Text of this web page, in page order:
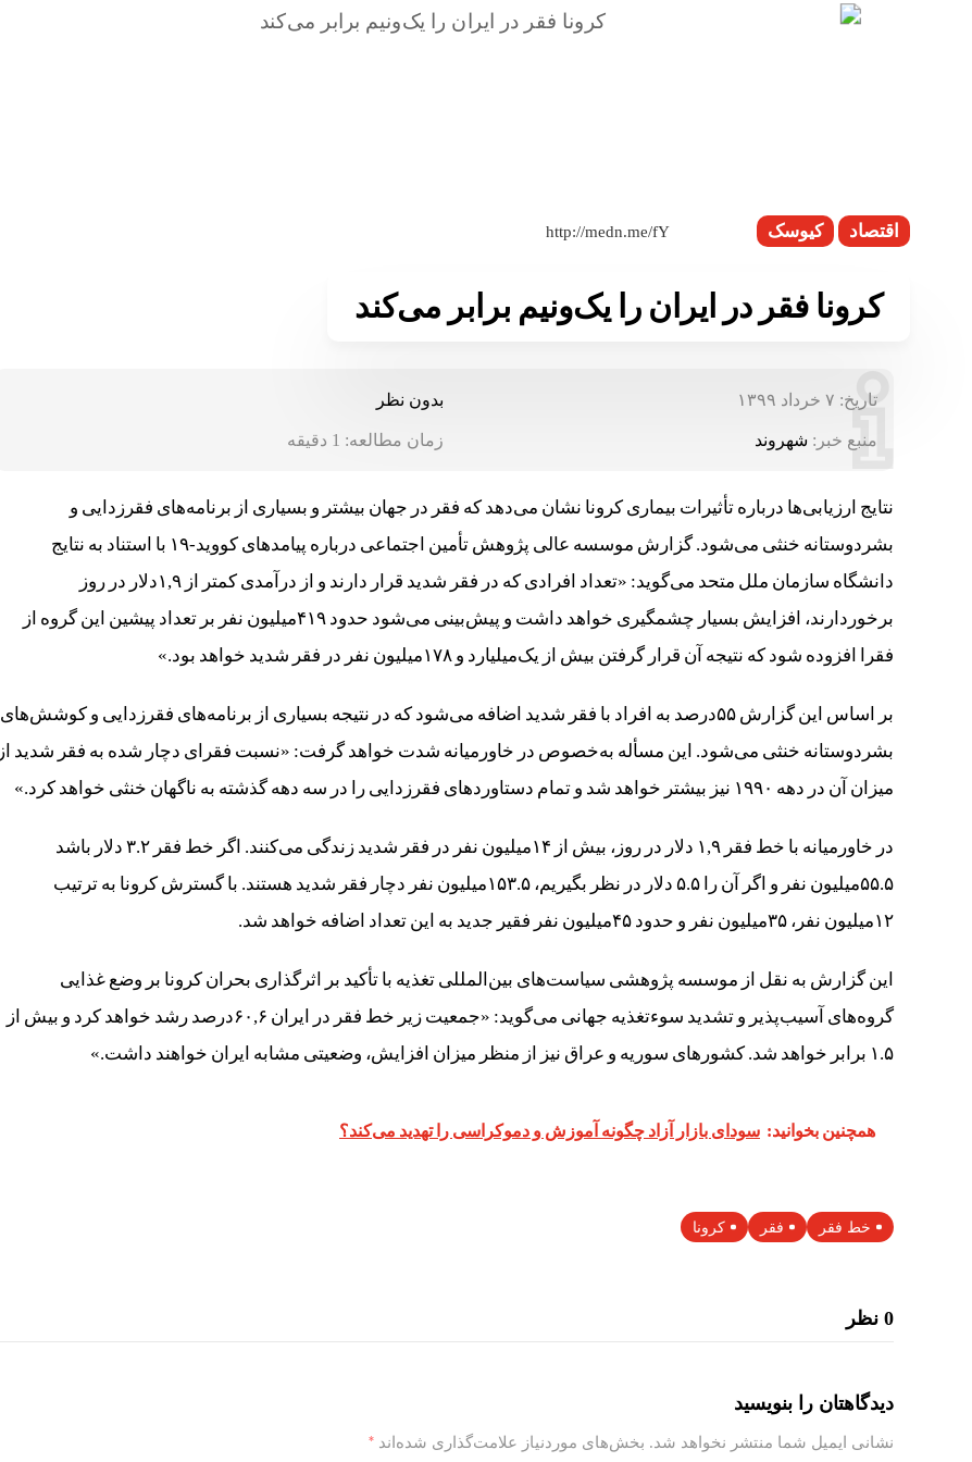
اقتصاد کیوسک
کرونا فقر در ایران را یک‌ونیم برابر می‌کند
تاریخ: ۷ خرداد ۱۳۹۹ بدون نظر
منبع خبر: شهروند زمان مطالعه: 1 دقیقه
نتایج ارزیابی‌ها درباره تأثیرات بیماری کرونا نشان می‌دهد که فقر در جهان بیشتر و بسیاری از برنامه‌های فقرزدایی و
بشردوستانه خنثی می‌شود. گزارش موسسه عالی پژوهش تأمین اجتماعی درباره پیامدهای کووید-۱۹ با استناد به نتایج
دانشگاه سازمان ملل متحد می‌گوید: «تعداد افرادی که در فقر شدید قرار دارند و از درآمدی کمتر از ۱,۹دلار در روز
برخوردارند، افزایش بسیار چشمگیری خواهد داشت و پیش‌بینی می‌شود حدود ۴۱۹‌میلیون نفر بر تعداد پیشین این گروه از
فقرا افزوده شود که نتیجه آن قرار گرفتن بیش از یک‌میلیارد و ۱۷۸‌میلیون نفر در فقر شدید خواهد بود.»
بر اساس این گزارش ۵۵‌درصد به افراد با فقر شدید اضافه می‌شود که در نتیجه بسیاری از برنامه‌های فقرزدایی و کوشش‌های
بشردوستانه خنثی می‌شود. این مسأله به‌خصوص در خاورمیانه شدت خواهد گرفت: «نسبت فقرای دچار شده به فقر شدید از
میزان آن در دهه ۱۹۹۰ نیز بیشتر خواهد شد و تمام دستاوردهای فقرزدایی را در سه دهه گذشته به ناگهان خنثی خواهد کرد.»
در خاورمیانه با خط فقر ۱,۹ دلار در روز، بیش از ۱۴‌میلیون نفر در فقر شدید زندگی می‌کنند. اگر خط فقر ۳.۲ دلار باشد
۵۵.۵‌میلیون نفر و اگر آن را ۵.۵ دلار در نظر بگیریم، ۱۵۳.۵‌میلیون نفر دچار فقر شدید هستند. با گسترش کرونا به ترتیب
۱۲‌میلیون نفر، ۳۵‌میلیون نفر و حدود ۴۵‌میلیون نفر فقیر جدید به این تعداد اضافه خواهد شد.
این گزارش به نقل از موسسه پژوهشی سیاست‌های بین‌المللی تغذیه با تأکید بر اثرگذاری بحران کرونا بر وضع غذایی
گروه‌های آسیب‌پذیر و تشدید سوءتغذیه جهانی می‌گوید: «جمعیت زیر خط فقر در ایران ۶۰,۶‌درصد رشد خواهد کرد و بیش از
۱.۵ برابر خواهد شد. کشورهای سوریه و عراق نیز از منظر میزان افزایش، وضعیتی مشابه ایران خواهند داشت.»
همچنین بخوانید: سودای بازار آزاد چگونه آموزش و دموکراسی را تهدید می‌کند؟
خط فقر فقر کرونا
0 نظر
دیدگاهتان را بنویسید
نشانی ایمیل شما منتشر نخواهد شد. بخش‌های موردنیاز علامت‌گذاری شده‌اند *